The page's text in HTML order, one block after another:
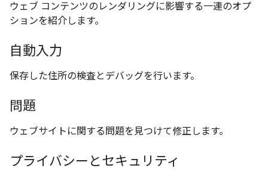
ウェブ コンテンツのレンダリングに影響する一連のオプ
ションを紹介します。
自動入力
保存した住所の検査とデバッグを行います。
問題
ウェブサイトに関する問題を見つけて修正します。
プライバシーとセキュリティ